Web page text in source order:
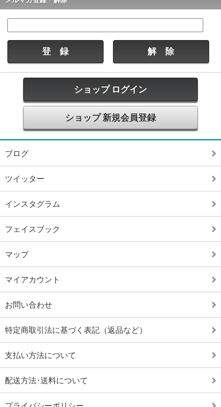
ショップ ログイン
ショップ 新規会員登録
ブログ
ツイッター
インスタグラム
フェイスブック
マップ
マイアカウント
お問い合わせ
特定商取引法に基づく表記（返品など）
支払い方法について
配送方法･送料について